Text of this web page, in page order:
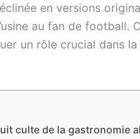
en versions
au fan de football.
un rôle crucial dans la
culte de la gastronomie